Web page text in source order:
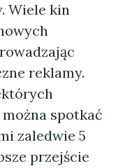
Wiele kin
reklamy.
spotkać
zaledwie 5
przejście